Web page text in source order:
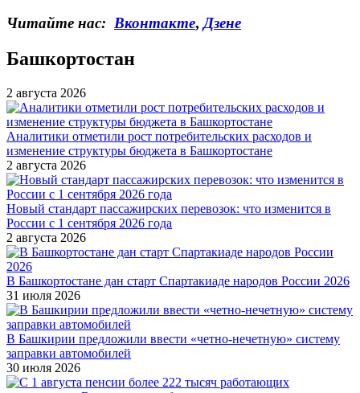
Читайте нас: Вконтакте,Дзене
Башкортостан
2 августа 2026
Аналитики отметили рост потребительских расходов и
изменение структуры бюджета в Башкортостане
2 августа 2026
Новый стандарт пассажирских перевозок: что изменится в
России с 1 сентября 2026 года
2 августа 2026
В Башкортостане дан старт Спартакиаде народов России 2026
31 июля 2026
В Башкирии предложили ввести «четно-нечетную» систему
заправки автомобилей
30 июля 2026